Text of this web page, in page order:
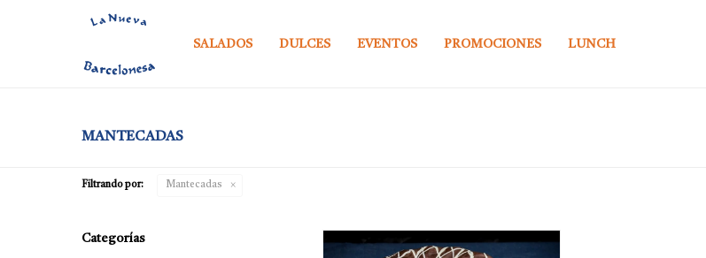
SALADOS DULCES EVENTOS PROMOCIONES LUNCH
MANTECADAS
Filtrando por: Mantecadas
Categorías